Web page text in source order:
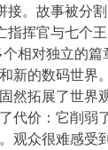
接。故事被分
指挥官与七个
个相对独立的
新的数码世界
然拓展了世界
代价：它削弱
观众很难感受